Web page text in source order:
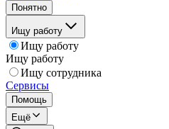
Понятно
Ищу работу
Ищу работу
Ищу работу
Ищу сотрудника
Сервисы
Помощь
Ещё